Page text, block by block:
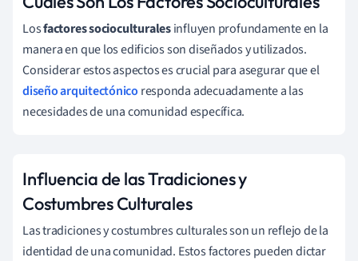
Losfactores socioculturalesinfluyen profundamente en la
manera en que los edificios son diseñados y utilizados.
Considerar estos aspectos es crucial para asegurar que el
diseño arquitectónico responda adecuadamente a las
necesidades de una comunidad específica.
Influencia de las Tradiciones y
Costumbres Culturales
Las tradiciones y costumbres culturales son un reflejo de la
identidad de una comunidad. Estos factores pueden dictar